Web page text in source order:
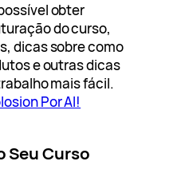
obter
do curso,
dicas sobre como
e outras dicas
mais fácil.
Por AI!
Seu Curso